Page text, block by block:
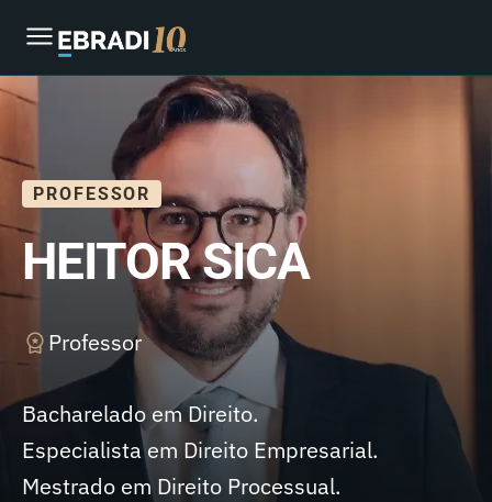
PROFESSOR
HEITOR SICA
Professor
Bacharelado em Direito.
Especialista em Direito Empresarial.
Mestrado em Direito Processual.